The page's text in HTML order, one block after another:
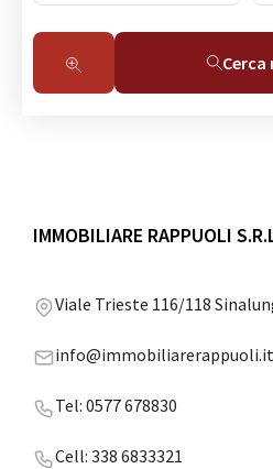
IMMOBILIARE RAPPUOLI
Viale Trieste 116/118
info@immobiliarerappuoli.it
Tel: 0577 678830
Cell: 338 6833321